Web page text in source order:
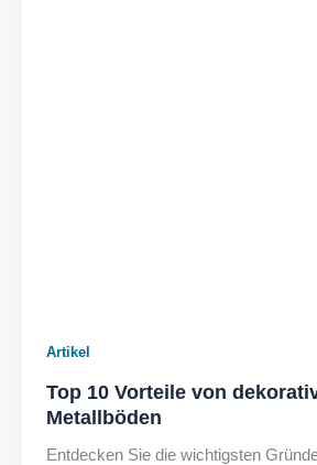
Artikel
Top 10 Vorteile von
Metallböden
Entdecken Sie die wichtigsten